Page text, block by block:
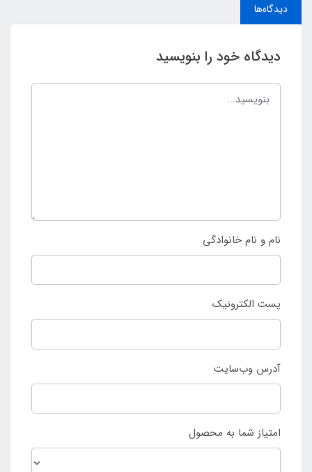
دیدگاه‌ها
دیدگاه خود را بنویسید
نام و نام خانوادگی
پست الکترونیک
آدرس وب‌سایت
امتیاز شما به محصول